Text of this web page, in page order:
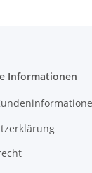
Informationen